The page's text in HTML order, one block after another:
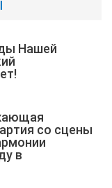
Нашей
со сцены
в